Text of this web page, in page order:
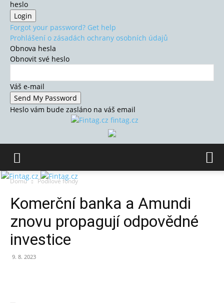
heslo
Forgot your password? Get help
Prohlášení o zásadách ochrany osobních údajů
Obnova hesla
Obnovit své heslo
Váš e-mail
Heslo vám bude zasláno na váš email
fintag.cz
Domů Podílové fondy
Komerční banka a Amundi
znovu propagují odpovědné
investice
9. 8. 2023